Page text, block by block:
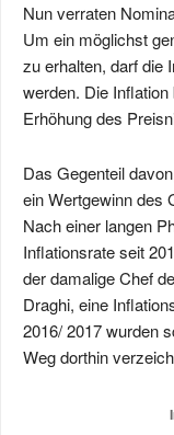
Nun verraten
Um ein möglichst
zu erhalten, darf die
werden. Die
Erhöhung des
Das Gegenteil
ein Wertgewinn des
Nach einer langen
Inflationsrate seit
der damalige Chef
Draghi, eine
2016/ 2017 wurden
Weg dorthin